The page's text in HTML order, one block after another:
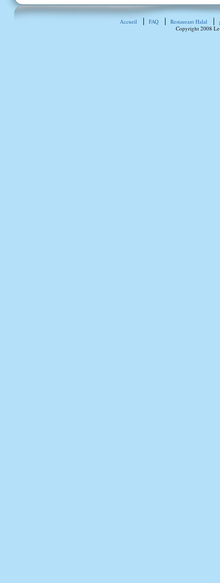
Accueil FAQ Restaurant Halal
Copyright 2008